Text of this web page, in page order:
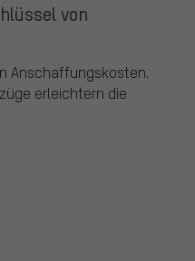
von
Anschaffungskosten.
erleichtern die